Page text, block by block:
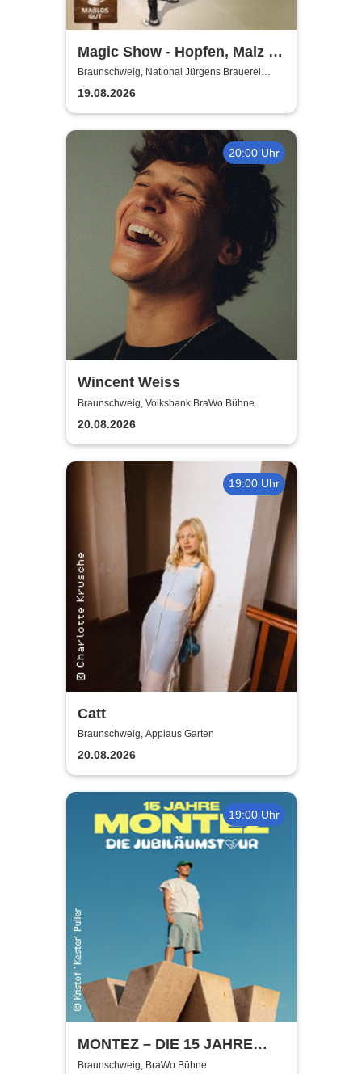
Magic Show - Hopfen, Malz &
Wunder - Kevin Köneke
Braunschweig, National Jürgens Brauerei
GmbH
19.08.2026
20:00 Uhr
Wincent Weiss
Braunschweig, Volksbank BraWo Bühne
20.08.2026
19:00 Uhr
Catt
Braunschweig, Applaus Garten
20.08.2026
19:00 Uhr
MONTEZ – DIE 15 JAHRE
MONTEZ – TOUR
Braunschweig, BraWo Bühne